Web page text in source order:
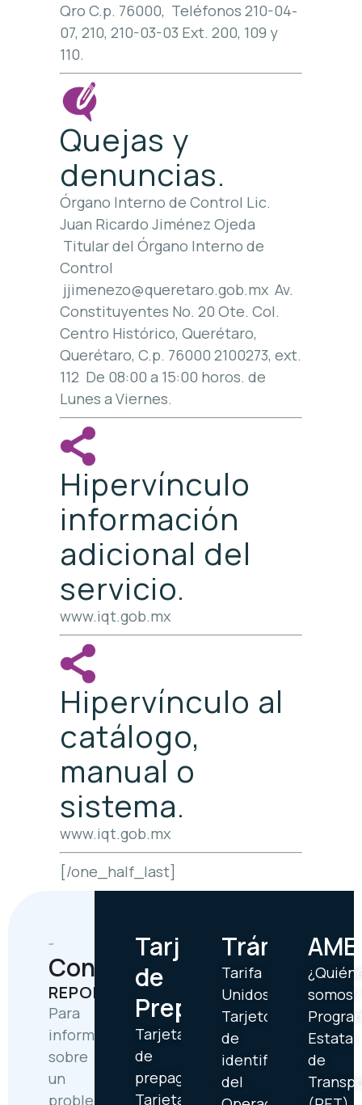
Qro C.p. 76000, Teléfonos 210-04-
07, 210, 210-03-03 Ext. 200, 109 y
110.
Quejas y
denuncias.
Órgano Interno de Control Lic.
Juan Ricardo Jiménez Ojeda
Titular del Órgano Interno de
Control
jjimenezo@queretaro.gob.mx Av.
Constituyentes No. 20 Ote. Col.
Centro Histórico, Querétaro,
Querétaro, C.p. 76000 2100273, ext.
112 De 08:00 a 15:00 horos. de
Lunes a Viernes.
Hipervínculo
información
adicional del
servicio.
www.iqt.gob.mx
Hipervínculo al
catálogo,
manual o
sistema.
www.iqt.gob.mx
[/one_half_last]
Contáctanos
REPORTES
Para
informar
sobre
un
problema
Tarjetas
de
Prepago
Tarjetas
de
prepago
Tarjetas
Trámites
Tarifa
Unidos
Tarjetón
de
identificación
del
somos?
Estatal
de